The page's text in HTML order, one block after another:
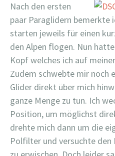
Nach den ersten
paar Paraglidern bemerkte
starten jeweils für einen
den Alpen flogen. Nun
Kopf welches ich auf
Zudem schwebte mir noch
Glider direkt über mich
ganze Menge zu tun. Ich
Position, um möglichst
drehte mich dann um die
Polfilter und versuchte den